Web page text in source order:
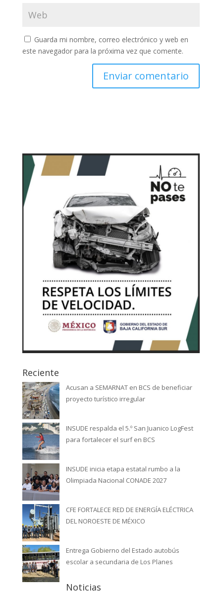
Guarda mi nombre, correo electrónico y web en
este navegador para la próxima vez que comente.
Reciente
Acusan a SEMARNAT en BCS de beneficiar
proyecto turístico irregular
INSUDE respalda el 5.º San Juanico LogFest
para fortalecer el surf en BCS
INSUDE inicia etapa estatal rumbo a la
Olimpiada Nacional CONADE 2027
CFE FORTALECE RED DE ENERGÍA ELÉCTRICA
DEL NOROESTE DE MÉXICO
Entrega Gobierno del Estado autobús
escolar a secundaria de Los Planes
Noticias